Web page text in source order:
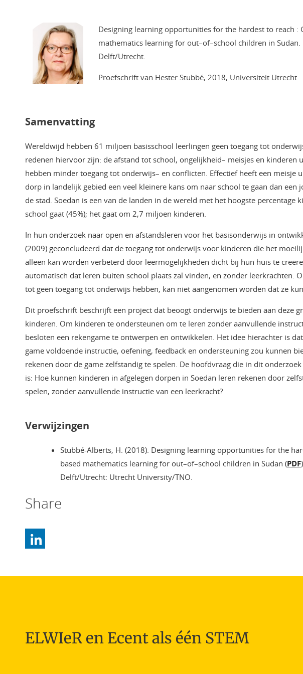
Designing learning opportunities for the hardest to reach :
mathematics learning for out–of–school children in
Delft/Utrecht.
Proefschrift van Hester Stubbé, 2018, Universiteit Utrecht
Samenvatting
Wereldwijd hebben 61 miljoen basisschool leerlingen geen toegang tot
redenen hiervoor zijn: de afstand tot school, ongelijkheid– meisjes en kinderen
hebben minder toegang tot onderwijs– en conflicten. Effectief heeft een meisje
dorp in landelijk gebied een veel kleinere kans om naar school te gaan dan een
de stad. Soedan is een van de landen in de wereld met het hoogste percentage
school gaat (45%); het gaat om 2,7 miljoen kinderen.
In hun onderzoek naar open en afstandsleren voor het basisonderwijs in
(2009) geconcludeerd dat de toegang tot onderwijs voor kinderen die het
alleen kan worden verbeterd door leermogelijkheden dicht bij hun huis te
automatisch dat leren buiten school plaats zal vinden, en zonder leerkrachten.
tot geen toegang tot onderwijs hebben, kan niet aangenomen worden dat ze
Dit proefschrift beschrijft een project dat beoogt onderwijs te bieden aan deze
kinderen. Om kinderen te ondersteunen om te leren zonder aanvullende
besloten een rekengame te ontwerpen en ontwikkelen. Het idee hierachter is
game voldoende instructie, oefening, feedback en ondersteuning zou kunnen
rekenen door de game zelfstandig te spelen. De hoofdvraag die in dit
is: Hoe kunnen kinderen in afgelegen dorpen in Soedan leren rekenen door
spelen, zonder aanvullende instructie van een leerkracht?
Verwijzingen
Stubbé-Alberts, H. (2018). Designing learning opportunities for the
based mathematics learning for out–of–school children in Sudan (PDF
Delft/Utrecht: Utrecht University/TNO.
Share
ELWIeR en Ecent als één STEM